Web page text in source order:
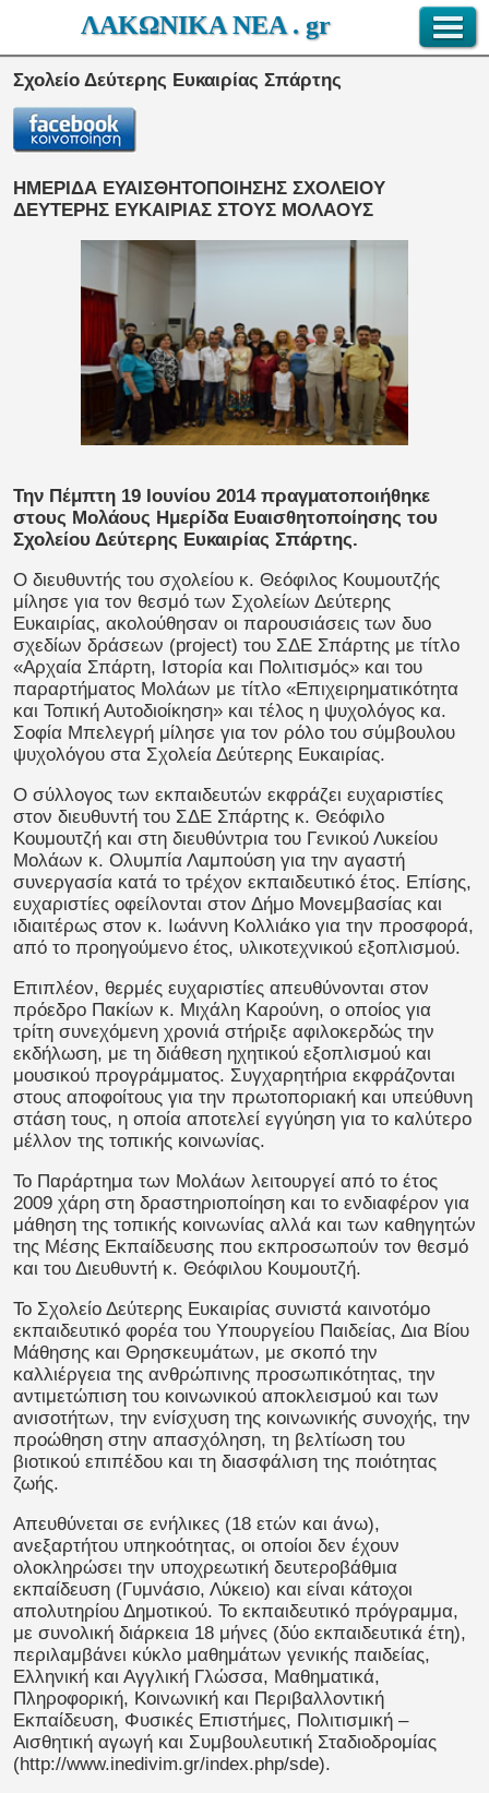
ΛΑΚΩΝΙΚΑ ΝΕΑ . gr
Σχολείο Δεύτερης Ευκαιρίας Σπάρτης
ΗΜΕΡΙΔΑ ΕΥΑΙΣΘΗΤΟΠΟΙΗΣΗΣ ΣΧΟΛΕΙΟΥ
ΔΕΥΤΕΡΗΣ ΕΥΚΑΙΡΙΑΣ ΣΤΟΥΣ ΜΟΛΑΟΥΣ
Την Πέμπτη 19 Ιουνίου 2014 πραγματοποιήθηκε
στους Μολάους Ημερίδα Ευαισθητοποίησης του
Σχολείου Δεύτερης Ευκαιρίας Σπάρτης.
Ο διευθυντής του σχολείου κ. Θεόφιλος Κουμουτζής
μίλησε για τον θεσμό των Σχολείων Δεύτερης
Ευκαιρίας, ακολούθησαν οι παρουσιάσεις των δυο
σχεδίων δράσεων (project) του ΣΔΕ Σπάρτης με τίτλο
«Αρχαία Σπάρτη, Ιστορία και Πολιτισμός» και του
παραρτήματος Μολάων με τίτλο «Επιχειρηματικότητα
και Τοπική Αυτοδιοίκηση» και τέλος η ψυχολόγος κα.
Σοφία Μπελεγρή μίλησε για τον ρόλο του σύμβουλου
ψυχολόγου στα Σχολεία Δεύτερης Ευκαιρίας.
Ο σύλλογος των εκπαιδευτών εκφράζει ευχαριστίες
στον διευθυντή του ΣΔΕ Σπάρτης κ. Θεόφιλο
Κουμουτζή και στη διευθύντρια του Γενικού Λυκείου
Μολάων κ. Ολυμπία Λαμπούση για την αγαστή
συνεργασία κατά το τρέχον εκπαιδευτικό έτος. Επίσης,
ευχαριστίες οφείλονται στον Δήμο Μονεμβασίας και
ιδιαιτέρως στον κ. Ιωάννη Κολλιάκο για την προσφορά,
από το προηγούμενο έτος, υλικοτεχνικού εξοπλισμού.
Επιπλέον, θερμές ευχαριστίες απευθύνονται στον
πρόεδρο Πακίων κ. Μιχάλη Καρούνη, ο οποίος για
τρίτη συνεχόμενη χρονιά στήριξε αφιλοκερδώς την
εκδήλωση, με τη διάθεση ηχητικού εξοπλισμού και
μουσικού προγράμματος. Συγχαρητήρια εκφράζονται
στους αποφοίτους για την πρωτοποριακή και υπεύθυνη
στάση τους, η οποία αποτελεί εγγύηση για το καλύτερο
μέλλον της τοπικής κοινωνίας.
Το Παράρτημα των Μολάων λειτουργεί από το έτος
2009 χάρη στη δραστηριοποίηση και το ενδιαφέρον για
μάθηση της τοπικής κοινωνίας αλλά και των καθηγητών
της Μέσης Εκπαίδευσης που εκπροσωπούν τον θεσμό
και του Διευθυντή κ. Θεόφιλου Κουμουτζή.
Το Σχολείο Δεύτερης Ευκαιρίας συνιστά καινοτόμο
εκπαιδευτικό φορέα του Υπουργείου Παιδείας, Δια Βίου
Μάθησης και Θρησκευμάτων, με σκοπό την
καλλιέργεια της ανθρώπινης προσωπικότητας, την
αντιμετώπιση του κοινωνικού αποκλεισμού και των
ανισοτήτων, την ενίσχυση της κοινωνικής συνοχής, την
προώθηση στην απασχόληση, τη βελτίωση του
βιοτικού επιπέδου και τη διασφάλιση της ποιότητας
ζωής.
Απευθύνεται σε ενήλικες (18 ετών και άνω),
ανεξαρτήτου υπηκοότητας, οι οποίοι δεν έχουν
ολοκληρώσει την υποχρεωτική δευτεροβάθμια
εκπαίδευση (Γυμνάσιο, Λύκειο) και είναι κάτοχοι
απολυτηρίου Δημοτικού. Το εκπαιδευτικό πρόγραμμα,
με συνολική διάρκεια 18 μήνες (δύο εκπαιδευτικά έτη),
περιλαμβάνει κύκλο μαθημάτων γενικής παιδείας,
Ελληνική και Αγγλική Γλώσσα, Μαθηματικά,
Πληροφορική, Κοινωνική και Περιβαλλοντική
Εκπαίδευση, Φυσικές Επιστήμες, Πολιτισμική –
Αισθητική αγωγή και Συμβουλευτική Σταδιοδρομίας
(http://www.inedivim.gr/index.php/sde).